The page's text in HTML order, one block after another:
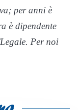
per anni è
è dipendente
Per noi